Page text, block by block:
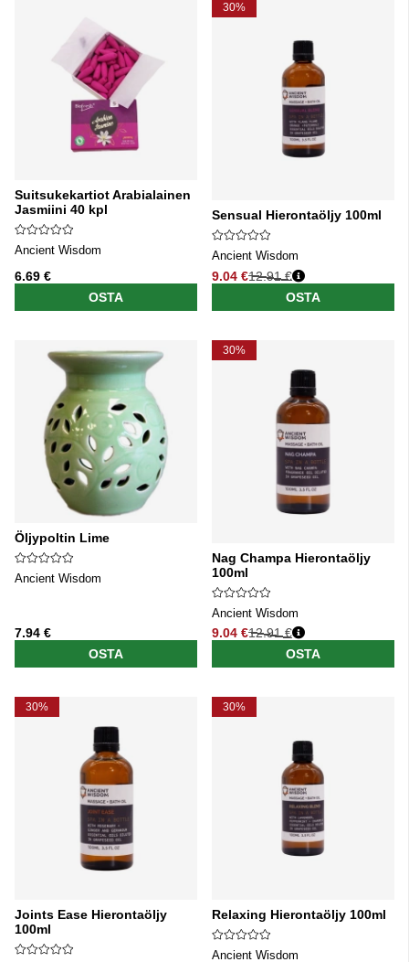
Suitsukekartiot Arabialainen
Jasmiini 40 kpl
Ancient Wisdom
6.69 €
OSTA
30%
Sensual Hierontaöljy 100ml
Ancient Wisdom
9.04 €
Normaali hinta
12.91 €
OSTA
Öljypoltin Lime
Ancient Wisdom
7.94 €
OSTA
30%
Nag Champa Hierontaöljy
100ml
Ancient Wisdom
9.04 €
Normaali hinta
12.91 €
OSTA
30%
Joints Ease Hierontaöljy
100ml
30%
Relaxing Hierontaöljy 100ml
Ancient Wisdom